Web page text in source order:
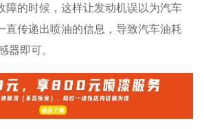
障的时候，这样让发动机误以为汽车
直传递出喷油的信息，导致汽车油耗
器即可。